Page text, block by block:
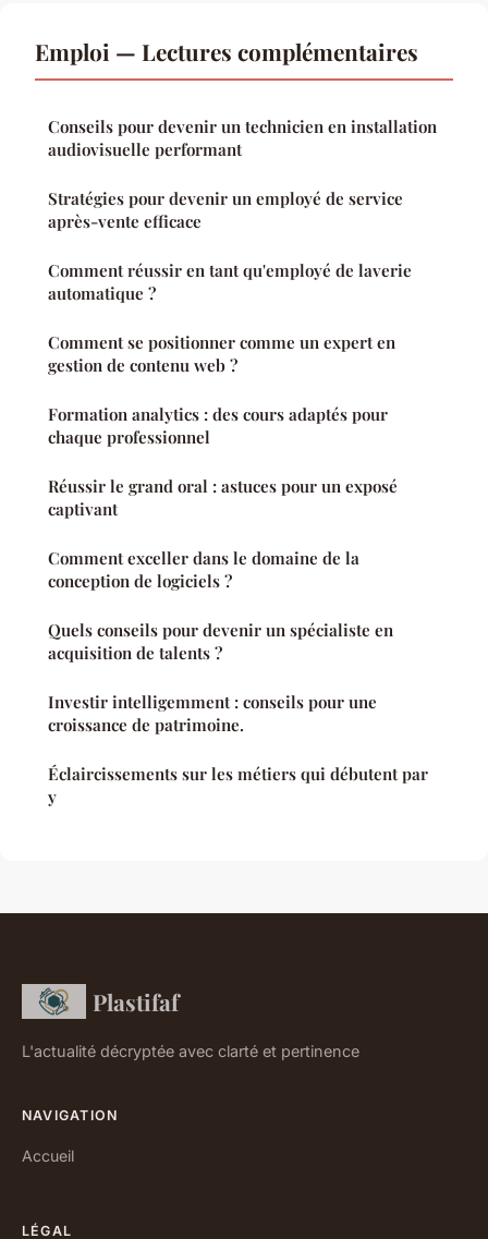
Emploi — Lectures complémentaires
Conseils pour devenir un technicien en installation
audiovisuelle performant
Stratégies pour devenir un employé de service
après-vente efficace
Comment réussir en tant qu'employé de laverie
automatique ?
Comment se positionner comme un expert en
gestion de contenu web ?
Formation analytics : des cours adaptés pour
chaque professionnel
Réussir le grand oral : astuces pour un exposé
captivant
Comment exceller dans le domaine de la
conception de logiciels ?
Quels conseils pour devenir un spécialiste en
acquisition de talents ?
Investir intelligemment : conseils pour une
croissance de patrimoine.
Éclaircissements sur les métiers qui débutent par
y
Plastifaf
L'actualité décryptée avec clarté et pertinence
NAVIGATION
Accueil
LÉGAL